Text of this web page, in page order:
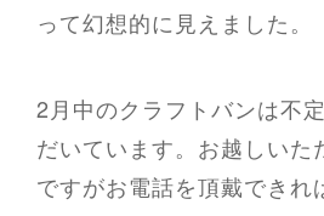
って幻想的に見えました。
2月中のクラフトバンは不
だいています。お越しいた
ですがお電話を頂戴できれ